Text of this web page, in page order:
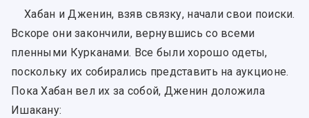
Хабан и Дженин, взяв связку, начали свои поиски.
Вскоре они закончили, вернувшись со всеми
пленными Курканами. Все были хорошо одеты,
поскольку их собирались представить на аукционе.
Пока Хабан вел их за собой, Дженин доложила
Ишакану: